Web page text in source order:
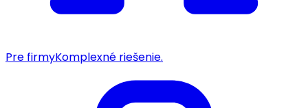
Pre firmyKomplexné riešenie.